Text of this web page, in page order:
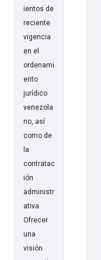
ientos de
reciente
vigencia
en el
ordenami
ento
jurídico
venezola
no, así
como de
la
contratac
ión
administr
ativa
Ofrecer
una
visión